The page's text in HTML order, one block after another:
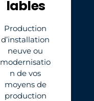
lables
Production
d’installation
neuve ou
modernisatio
n de vos
moyens de
production